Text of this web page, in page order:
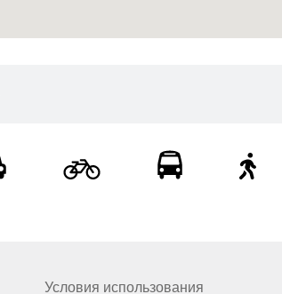
Условия использования